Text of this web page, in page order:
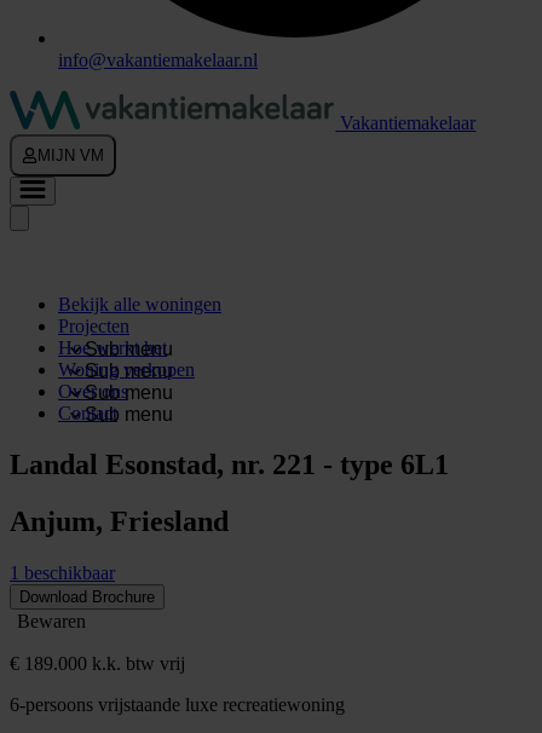
info@vakantiemakelaar.nl
Vakantiemakelaar
MIJN VM
Bekijk alle woningen
Projecten
Sub menu
Hoe werkt het
Sub menu
Woning verkopen
Sub menu
Over ons
Sub menu
Contact
Landal Esonstad, nr. 221 - type 6L1
Anjum, Friesland
1 beschikbaar
Download Brochure
Bewaren
€ 189.000 k.k. btw vrij
6-persoons vrijstaande luxe recreatiewoning